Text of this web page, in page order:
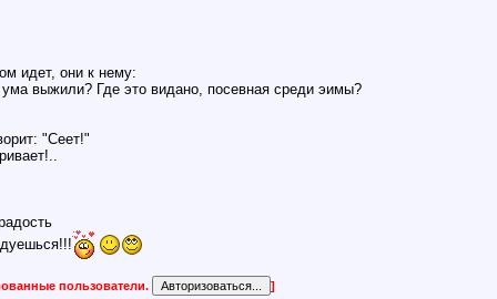
идет, они к нему:
выжили? Где это видано, посевная сpеди эимы?
"Сеет!"
пользователи. ]